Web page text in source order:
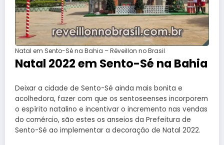
Natal em Sento-Sé na Bahia – Réveillon no Brasil
Natal 2022 em Sento-Sé na Bahia
Deixar a cidade de Sento-Sé ainda mais bonita e
acolhedora, fazer com que os sentoseenses incorporem
o espírito natalino e incentivar o incremento nas vendas
do comércio, são estes os anseios da Prefeitura de
Sento-Sé ao implementar a decoração de Natal 2022.